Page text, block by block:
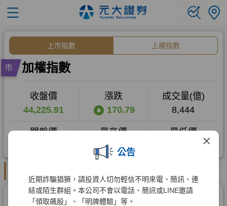
×
公告
近期詐騙猖獗，請投資人切勿輕信不明來電、簡訊、連
結或陌生群組。本公司不會以電話、簡訊或LINE邀請
「領取飆股」、「明牌體驗」等。